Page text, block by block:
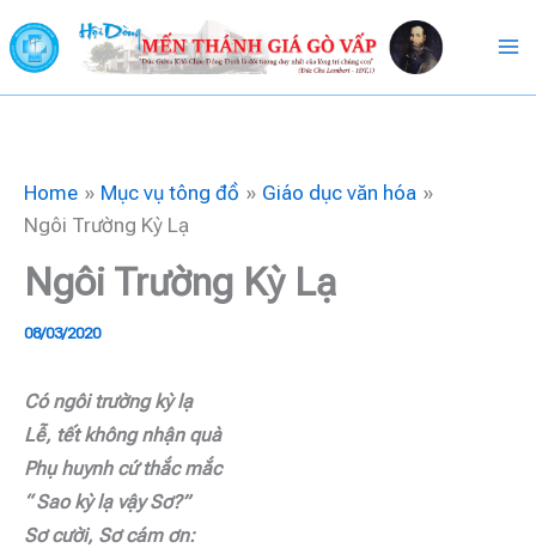
to
content
Home Mục vụ tông đồ
Giáo dục văn hóa
Ngôi Trường Kỳ Lạ
Ngôi Trường Kỳ Lạ
08/03/2020
Có ngôi trường kỳ lạ
Lễ, tết không nhận quà
Phụ huynh cứ thắc mắc
“ Sao kỳ lạ vậy Sơ?”
Sơ cười, Sơ cám ơn: